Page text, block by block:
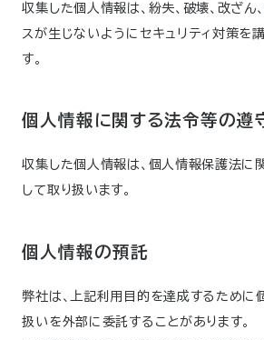
収集した個人情報は、紛失、破壊、改ざん
スが生じないようにセキュリティ対策を
す。
個人情報に関する法令等の遵
収集した個人情報は、個人情報保護法に
して取り扱います。
個人情報の預託
弊社は、上記利用目的を達成するために
扱いを外部に委託することがあります。